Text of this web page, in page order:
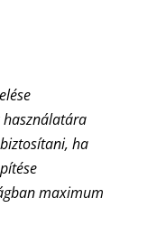
használatára
ha
maximum